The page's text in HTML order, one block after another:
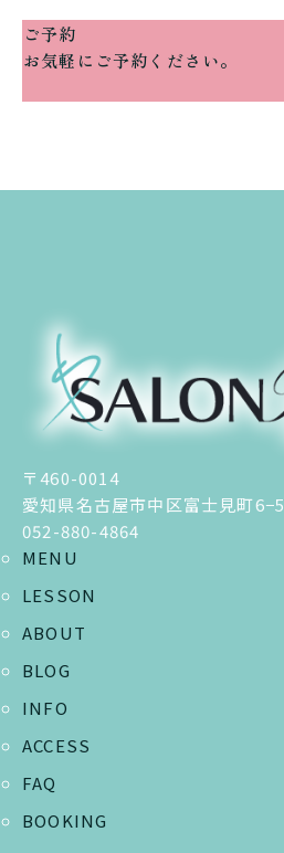
ご予約
お気軽にご予約ください。
〒460-0014
愛知県名古屋市中区富士見町6−5
052-880-4864
MENU
LESSON
ABOUT
BLOG
INFO
ACCESS
FAQ
BOOKING